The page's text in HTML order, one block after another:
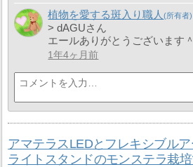
植物を愛する斑入り職人
> dAGUさん
エールありがとうございます
1年4ヶ月前
アマテラスLEDとフレキシブル
ライトスタンドのモンステラ栽